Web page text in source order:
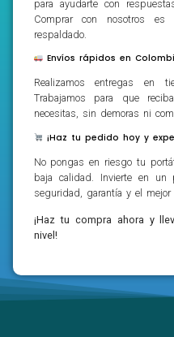
para ayudarte con
Comprar con nosotros
respaldado.
Envíos rápidos en
Realizamos entregas en
Trabajamos para que
necesitas, sin demoras ni
¡Haz tu pedido hoy y
No pongas en riesgo tu
baja calidad. Invierte en un
seguridad, garantía y el mejor
¡Haz tu compra ahora y
nivel!